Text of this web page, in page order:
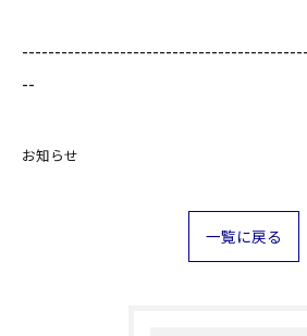
--
お知らせ
一覧に戻る